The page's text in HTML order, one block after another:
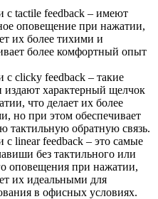
с tactile feedback – имеют
оповещение при нажатии,
их более тихими и
более комфортный опыт
clicky feedback – такие
издают характерный щелчок
что делает их более
но при этом обеспечивает
тактильную обратную связь.
linear feedback – это самые
без тактильного или
оповещения при нажатии,
их идеальными для
в офисных условиях.